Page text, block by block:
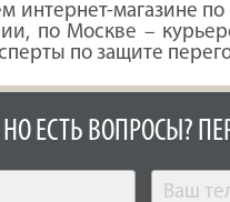
магазине
по Москве –
по защите
НО ЕСТЬ ВОПРОСЫ?